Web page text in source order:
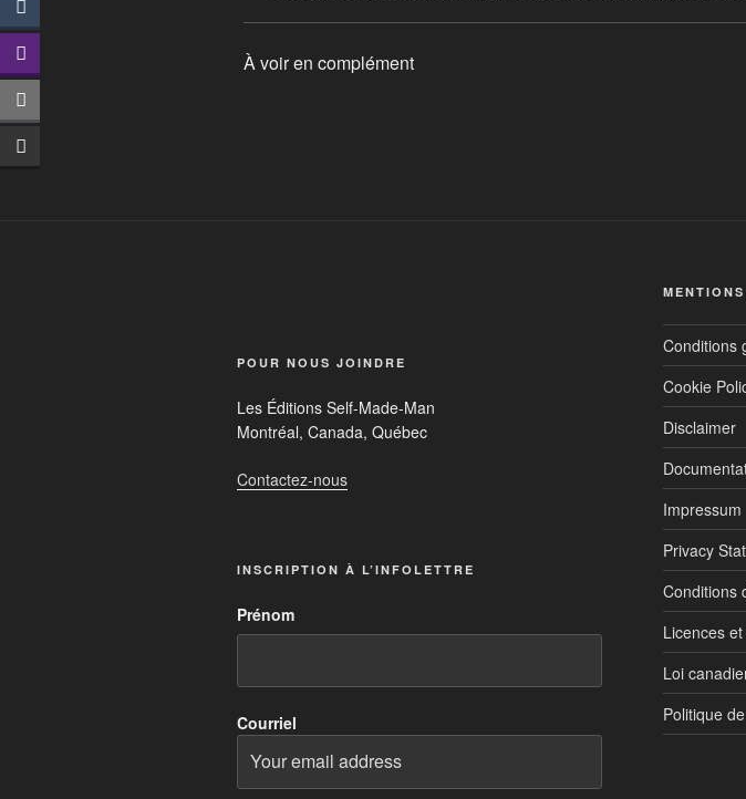
À voir en complément
POUR NOUS JOINDRE
Les Éditions Self-Made-Man
Montréal, Canada, Québec
Contactez-nous
INSCRIPTION À L’INFOLETTRE
Prénom
Courriel
Conditions
Cookie
Disclaimer
Impressum
Privacy
Conditions
Licences
Loi
Politique